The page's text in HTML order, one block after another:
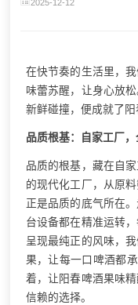
2025-12-12
在快节奏的生活里，
味蕾苏醒，让身心放
新鲜碰撞，便成就了阳
品质根基：自家工厂
品质的根基，藏在自
的现代化工厂，从原
正是品质的底气所在
台设备都在精准运转
呈现最纯正的风味，
果，让每一口啤酒都
着，让阳春啤酒果味
信赖的选择。